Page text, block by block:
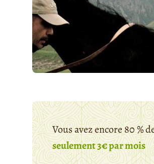
Vous avez encore 80 %
seulement 3€ par mois